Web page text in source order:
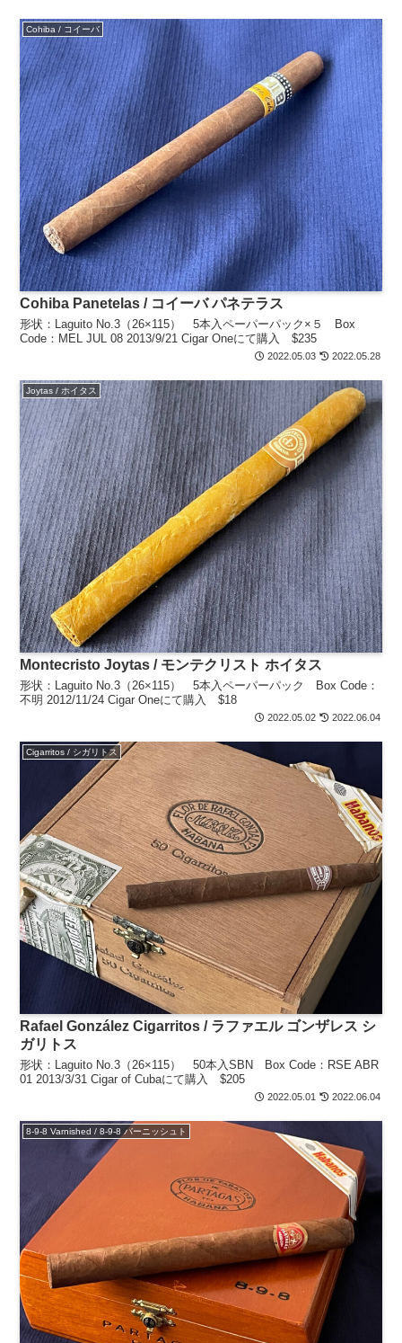
Cohiba / コイーバ
Cohiba Panetelas / コイーバ パネテラス
形状：Laguito No.3（26×115） 5本入ペーパーパック×５ Box
Code：MEL JUL 08 2013/9/21 Cigar Oneにて購入 $235
2022.05.03 2022.05.28
Joytas / ホイタス
Montecristo Joytas / モンテクリスト ホイタス
形状：Laguito No.3（26×115） 5本入ペーパーパック Box Code：
不明 2012/11/24 Cigar Oneにて購入 $18
2022.05.02 2022.06.04
Cigarritos / シガリトス
Rafael González Cigarritos / ラファエル ゴンザレス シ
ガリトス
形状：Laguito No.3（26×115） 50本入SBN Box Code：RSE ABR
01 2013/3/31 Cigar of Cubaにて購入 $205
2022.05.01 2022.06.04
8-9-8 Varnished / 8-9-8 バーニッシュト